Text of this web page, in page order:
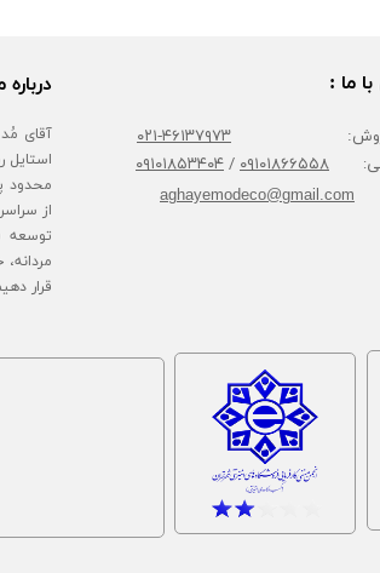
درباره
محدود
از
توسعه
قرار
ما :
فروش: ۴۶۱۳۷۹۷۳-۰۲۱
۰۹۱۰۱۸۶۶۵۵۸/۰۹۱۰۱۸۵۳۴۰۴
aghayemodeco@gmail.com